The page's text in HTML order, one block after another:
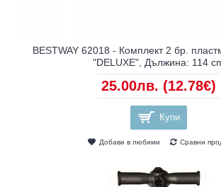
BESTWAY 62018 - Комплект 2 бр.
"DELUXE", Дължина: 114
25.00лв. (12.78€)
Купи
Добави в любими Сравни